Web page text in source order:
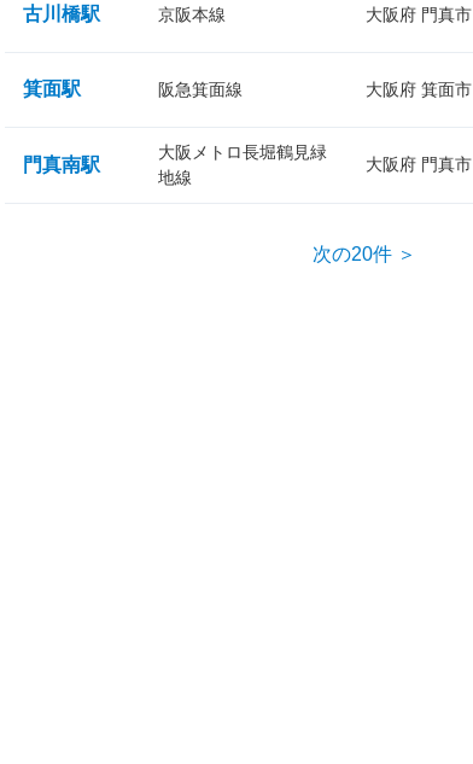
古川橋駅 京阪本線 大阪府 門真市
箕面駅 阪急箕面線 大阪府 箕面市
門真南駅
大阪メトロ長堀鶴見緑
地線
大阪府 門真市
次の20件 ＞